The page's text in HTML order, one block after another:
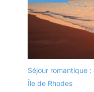
Séjour romantique
Île de Rhodes